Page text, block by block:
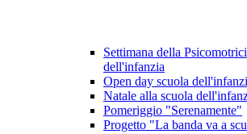
Settimana della
dell'infanzia
Open day scuola
Natale alla scuola
Pomeriggio "Serenamente"
Progetto "La banda va a